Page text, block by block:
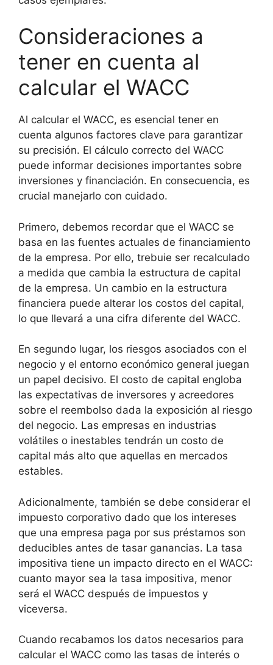
Consideraciones a
tener en cuenta al
calcular el WACC
Al calcular el WACC, es esencial tener en
cuenta algunos factores clave para garantizar
su precisión. El cálculo correcto del WACC
puede informar decisiones importantes sobre
inversiones y financiación. En consecuencia, es
crucial manejarlo con cuidado.
Primero, debemos recordar que el WACC se
basa en las fuentes actuales de financiamiento
de la empresa. Por ello, trebuie ser recalculado
a medida que cambia la estructura de capital
de la empresa. Un cambio en la estructura
financiera puede alterar los costos del capital,
lo que llevará a una cifra diferente del WACC.
En segundo lugar, los riesgos asociados con el
negocio y el entorno económico general juegan
un papel decisivo. El costo de capital engloba
las expectativas de inversores y acreedores
sobre el reembolso dada la exposición al riesgo
del negocio. Las empresas en industrias
volátiles o inestables tendrán un costo de
capital más alto que aquellas en mercados
estables.
Adicionalmente, también se debe considerar el
impuesto corporativo dado que los intereses
que una empresa paga por sus préstamos son
deducibles antes de tasar ganancias. La tasa
impositiva tiene un impacto directo en el WACC:
cuanto mayor sea la tasa impositiva, menor
será el WACC después de impuestos y
viceversa.
Cuando recabamos los datos necesarios para
calcular el WACC como las tasas de interés o